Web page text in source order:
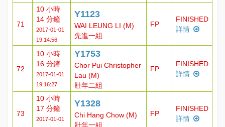
71
10 小時
14 分鐘
2017-01-01
19:14:56
Y1123
WAI LEUNG LI (M)
先進一組
FP
FINISHED
詳情
72
10 小時
16 分鐘
2017-01-01
19:16:27
Y1753
Chor Pui Christopher
Lau (M)
壯年二組
FP
FINISHED
詳情
73
10 小時
17 分鐘
2017-01-01
Y1328
Chi Hang Chow (M)
壯年一組
FP
FINISHED
詳情